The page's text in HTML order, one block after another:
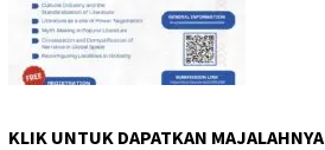
KLIK UNTUK DAPATKAN MAJALAHNYA